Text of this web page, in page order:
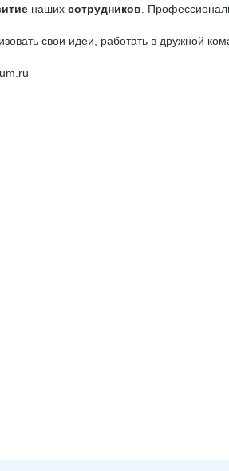
наших сотрудников .
свои идеи, работать в дружной